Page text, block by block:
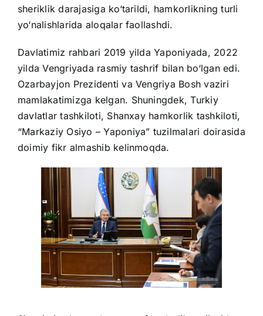
sheriklik darajasiga ko‘tarildi, hamkorlikning turli
yo‘nalishlarida aloqalar faollashdi.
Davlatimiz rahbari 2019 yilda Yaponiyada, 2022
yilda Vengriyada rasmiy tashrif bilan bo‘lgan edi.
Ozarbayjon Prezidenti va Vengriya Bosh vaziri
mamlakatimizga kelgan. Shuningdek, Turkiy
davlatlar tashkiloti, Shanxay hamkorlik tashkiloti,
“Markaziy Osiyo – Yaponiya” tuzilmalari doirasida
doimiy fikr almashib kelinmoqda.